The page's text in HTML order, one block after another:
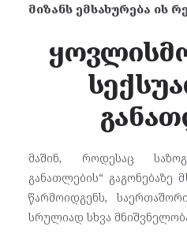
მიზანს ემსახურება ის
მაშინ, როდესაც
განათლების“ გაგონებაზე
წარმოიდგენს,
სრულიად სხვა